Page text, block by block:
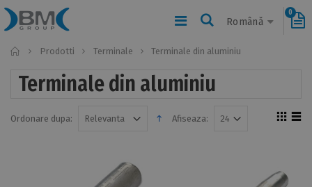
Română
0
Home
Prodotti Terminale Terminale din aluminiu
Terminale din aluminiu
Ordonare dupa: Afiseaza: